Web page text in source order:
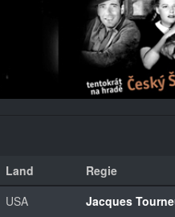
Land Regie
USA Jacques